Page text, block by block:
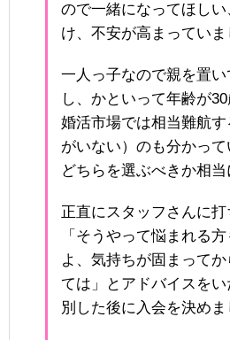
ので一緒になってほし
け、不安が高まっていま
一人っ子なので親を置
し、かといって年齢が30
婚活市場では相当難航
がいない）のも分かって
どちらを選ぶべきか相当
正直にスタッフさんに打
「そうやって悩まれる
よ、気持ちが固まって
ては」とアドバイスを
別した後に入会を決めま